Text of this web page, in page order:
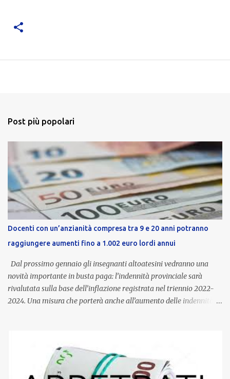
Post più popolari
Docenti con un’anzianità compresa tra 9 e 20 anni potranno
raggiungere aumenti fino a 1.002 euro lordi annui
Dal prossimo gennaio gli insegnanti altoatesini vedranno una
novità importante in busta paga: l’indennità provinciale sarà
rivalutata sulla base dell’inflazione registrata nel triennio 2022-
2024. Una misura che porterà anche all’aumento delle indennità di
dedicato alle donne vittime di violenza di genere, in linea con la
normativa nazionale e con l’obiettivo di offrire maggiore tutela e
supporto in situazioni delicate. L’indennità provinciale per i docenti